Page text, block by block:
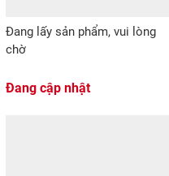
Đang lấy sản phẩm, vui lòng
chờ
Đang cập nhật